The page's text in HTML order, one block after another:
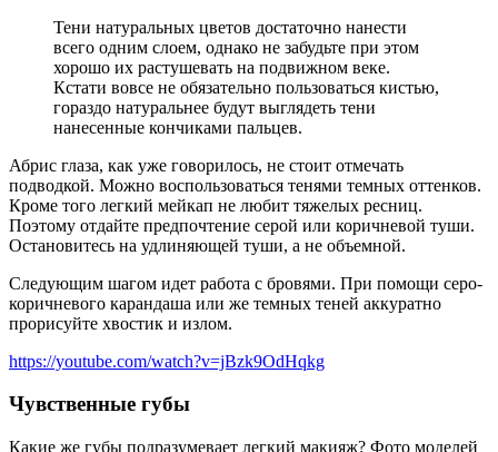
Тени натуральных цветов достаточно нанести
всего одним слоем, однако не забудьте при этом
хорошо их растушевать на подвижном веке.
Кстати вовсе не обязательно пользоваться кистью,
гораздо натуральнее будут выглядеть тени
нанесенные кончиками пальцев.
Абрис глаза, как уже говорилось, не стоит отмечать
подводкой. Можно воспользоваться тенями темных оттенков.
Кроме того легкий мейкап не любит тяжелых ресниц.
Поэтому отдайте предпочтение серой или коричневой туши.
Остановитесь на удлиняющей туши, а не объемной.
Следующим шагом идет работа с бровями. При помощи серо-
коричневого карандаша или же темных теней аккуратно
прорисуйте хвостик и излом.
https://youtube.com/watch?v=jBzk9OdHqkg
Чувственные губы
Какие же губы подразумевает легкий макияж? Фото моделей